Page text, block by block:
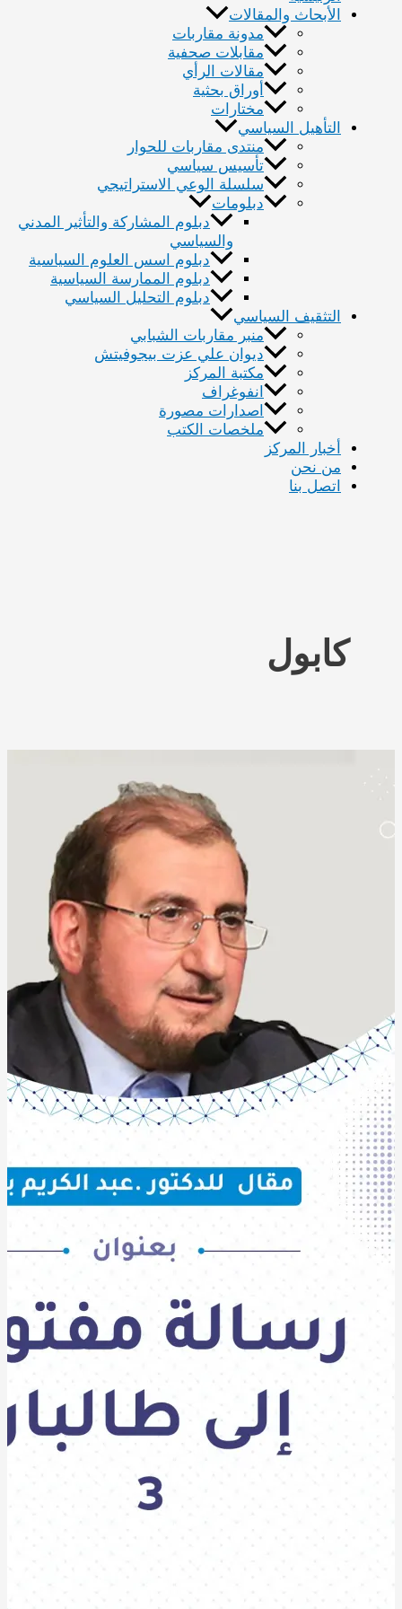
والمقالات
مدونة مقاربات
مقابلات صحفية
مقالات الرأي
أوراق بحثية
مختارات
السياسي
منتدى مقاربات للحوار
تأسيس سياسي
سلسلة الوعي الاستراتيجي
دبلومات
دبلوم المشاركة والتأثير المدني
دبلوم اسس العلوم السياسية
دبلوم الممارسة السياسية
دبلوم التحليل السياسي
السياسي
منبر مقاربات الشبابي
ديوان علي عزت بيجوفيتش
مكتبة المركز
انفوغراف
اصدارات مصورة
ملخصات الكتب
المركز